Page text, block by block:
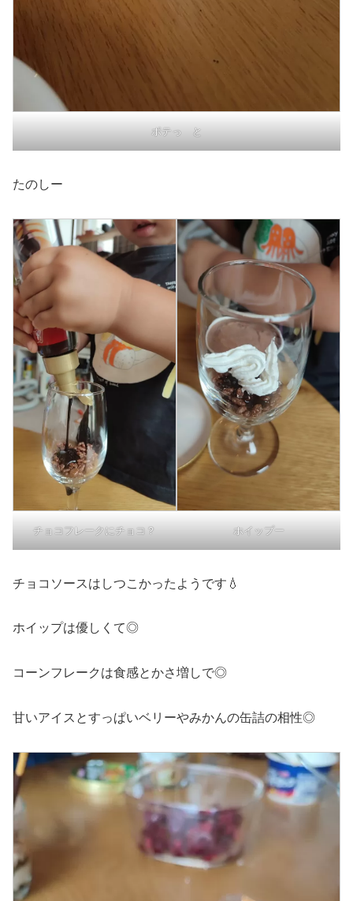
ポテっ と
たのしー
チョコフレークにチョコ？ ホイップー
チョコソースはしつこかったようです💧
ホイップは優しくて◎
コーンフレークは食感とかさ増しで◎
甘いアイスとすっぱいベリーやみかんの缶詰の相性◎